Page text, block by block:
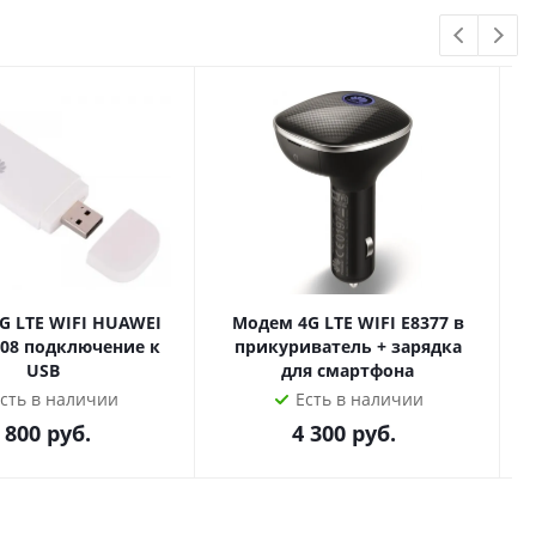
объемный звук!
или установкой в Москве или вашем городе с
WIFI HUAWEI
подключение к
USB
в наличии
руб.
Модем 4G LTE WIFI E8377 в
прикуриватель + зарядка
для смартфона
Есть в наличии
4 300руб.